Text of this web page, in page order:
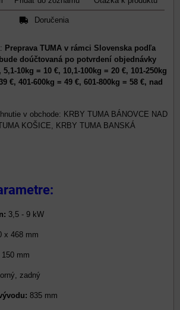
Doručenia
Preprava TUMA v rámci Slovenska podľa
doúčtovaná po potvrdení objednávky
10kg = 10 €, 10,1-100kg = 20 €, 101-250kg
€, 401-600kg = 49 €, 601-800kg = 58 €, nad
KRBY TUMA BÁNOVCE NAD
KOŠICE, KRBY TUMA BANSKÁ
3,5 - 9 kW
x 468 mm
150 mm
zadný
835 mm